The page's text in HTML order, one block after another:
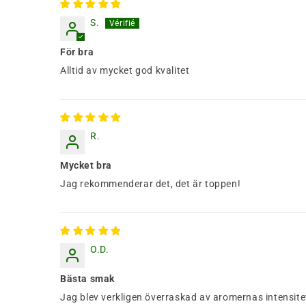
S.
För bra
Alltid av mycket god kvalitet
R.
Mycket bra
Jag rekommenderar det, det är toppen!
O.D.
Bästa smak
Jag blev verkligen överraskad av aromernas